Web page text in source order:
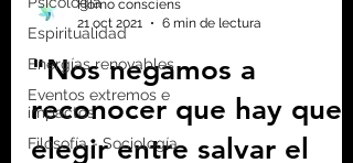
Espiritualidad
Energías renovables
Eventos extremos e
impactos
Filosofía - Sociología
21 oct 2021
6 min de lectura
"Nos negamos a